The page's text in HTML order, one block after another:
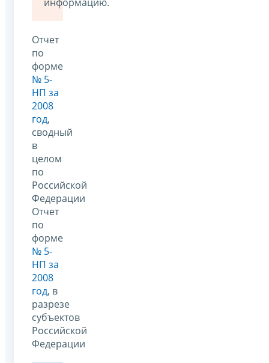
Отчет
по
форме
№ 5-
НП за
2008
год,
сводный
в
целом
по
Российской
Федерации
Отчет
по
форме
№ 5-
НП за
2008
год, в
разрезе
субъектов
Российской
Федерации